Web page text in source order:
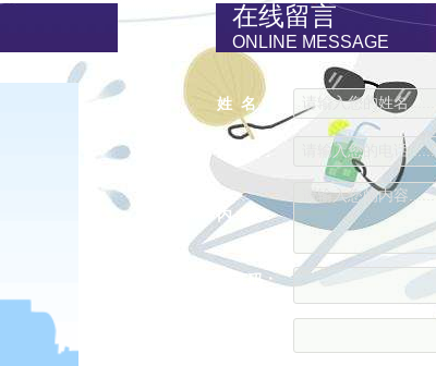
在线留言
ONLINE MESSAGE
姓 名： 请输入您的姓名......
请输入您的电话......
内 容：
请输入您的内容......
验证码：